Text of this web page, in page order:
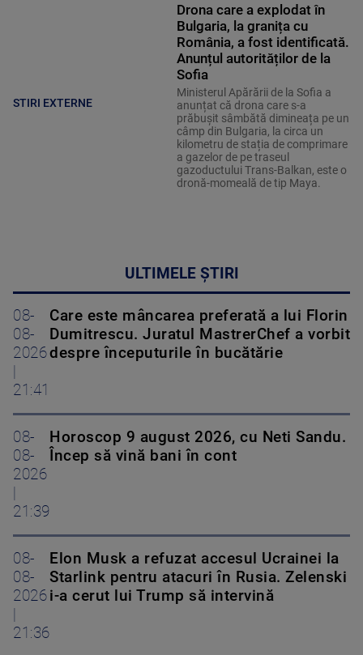
STIRI EXTERNE
Drona care a explodat în
Bulgaria, la granița cu
România, a fost identificată.
Anunțul autorităților de la
Sofia
Ministerul Apărării de la Sofia a
anunțat că drona care s-a
prăbușit sâmbătă dimineața pe un
câmp din Bulgaria, la circa un
kilometru de stația de comprimare
a gazelor de pe traseul
gazoductului Trans-Balkan, este o
dronă-momeală de tip Maya.
ULTIMELE ȘTIRI
08-
08-
2026
21:41
Care este mâncarea preferată a lui Florin
Dumitrescu. Juratul MastrerChef a vorbit
despre începuturile în bucătărie
08-
08-
2026
21:39
Horoscop 9 august 2026, cu Neti Sandu.
Încep să vină bani în cont
08-
08-
2026
21:36
Elon Musk a refuzat accesul Ucrainei la
Starlink pentru atacuri în Rusia. Zelenski
i-a cerut lui Trump să intervină